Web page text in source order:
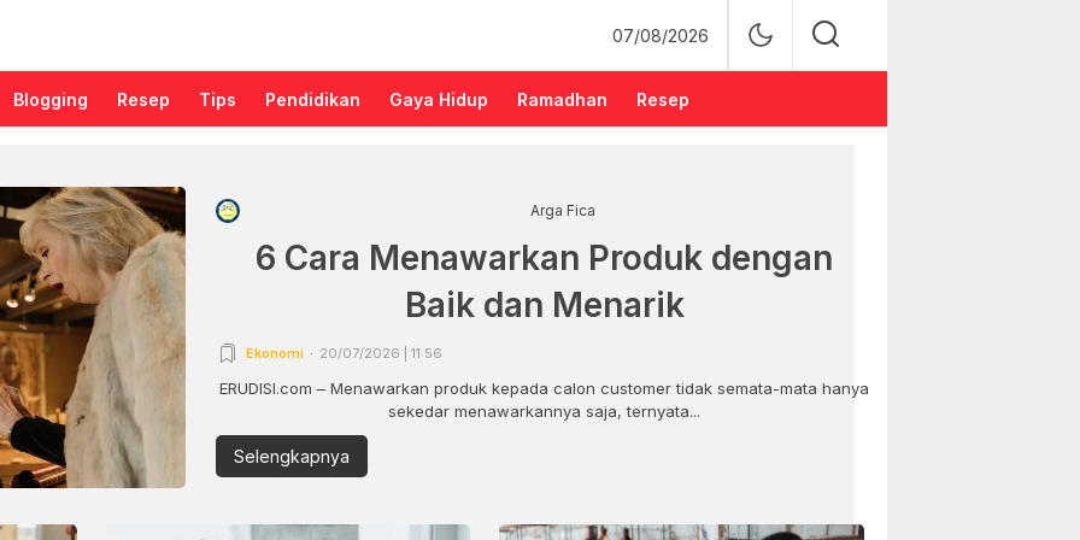
07/08/2026
Blogging Resep Tips Pendidikan Gaya Hidup Ramadhan Resep
Arga Fica
6 Cara Menawarkan Produk dengan
Baik dan Menarik
Ekonomi 20/07/2026 | 11:56
ERUDISI.com – Menawarkan produk kepada calon customer tidak semata-mata hanya
sekedar menawarkannya saja, ternyata...
Selengkapnya